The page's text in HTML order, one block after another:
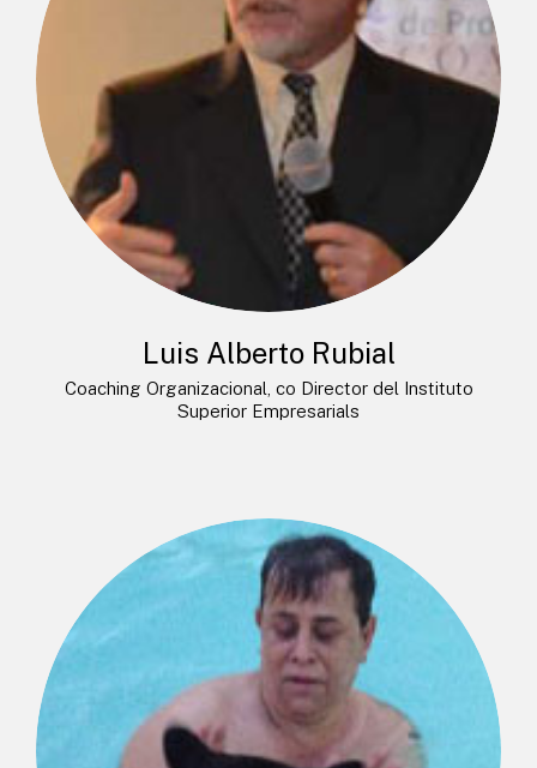
Luis Alberto Rubial
Coaching Organizacional, co Director del Instituto
Superior Empresarials